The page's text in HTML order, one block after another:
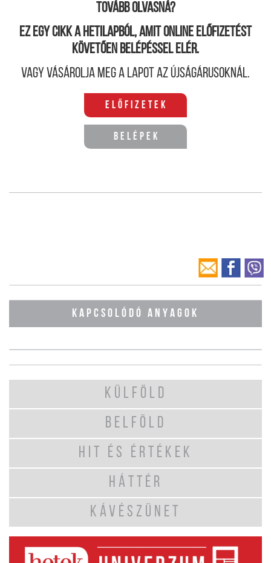
Tovább olvasná?
Ez egy cikk a hetilapból, amit online előfizetést
követően belépéssel elér.
Vagy vásárolja meg a lapot az újságárusoknál.
Előfizetek
Belépek
KAPCSOLÓDÓ ANYAGOK
KÜLFÖLD
BELFÖLD
HIT ÉS ÉRTÉKEK
HÁTTÉR
KÁVÉSZÜNET